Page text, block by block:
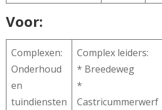
Voor:
Complexen:
Onderhoud
en
tuindiensten
Complex leiders:
* Breedeweg
*
Castricummerwerf